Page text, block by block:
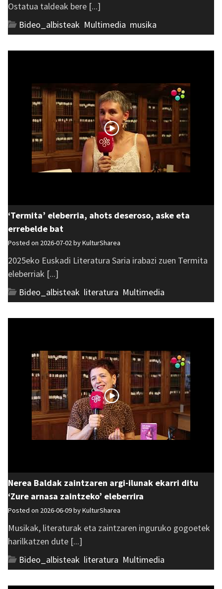
Ostatua taldeak bere [...]
Bideo_albisteak Multimedia musika
‘Termita’ eleberria, ahots deseroso, aske eta
errebelde bat
Posted on 2026-07-02 byKulturSharea
2025eko Euskadi Literatura Saria irabazi zuen Termita
eleberriak [...]
Bideo_albisteak literatura Multimedia
Nerea Baldak zaintzaren argi-ilunak ekarri ditu
‘Zure arnasa zaintzeko’ eleberrira
Posted on 2026-06-09 byKulturSharea
Musikak, literaturak eta zaintzaren inguruko gogoetek
harilkatzen dute [...]
Bideo_albisteak literatura Multimedia